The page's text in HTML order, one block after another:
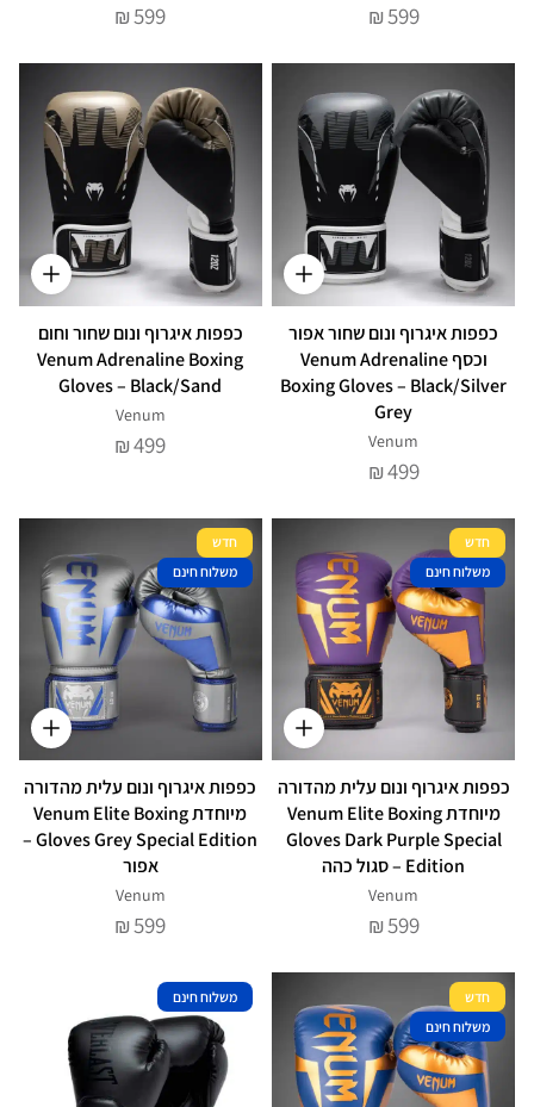
₪599
₪599
כפפות איגרוף ונום שחור אפור
וכסף Venum Adrenaline
Boxing Gloves – Black/Silver
Grey
Venum
₪499
כפפות איגרוף ונום שחור וחום
Venum Adrenaline Boxing
Gloves – Black/Sand
Venum
₪499
חדש
משלוח חינם
כפפות איגרוף ונום עלית מהדורה
מיוחדת Venum Elite Boxing
Gloves Dark Purple Special
Edition – סגול כהה
Venum
₪599
חדש
משלוח חינם
כפפות איגרוף ונום עלית מהדורה
מיוחדת Venum Elite Boxing
Gloves Grey Special Edition –
אפור
Venum
₪599
חדש
משלוח חינם
משלוח חינם